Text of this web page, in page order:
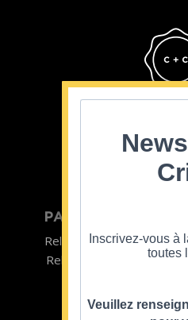
PARTICULIER
Relooking homme
Relooking femme
Inscrivez-vous à
toutes
Veuillez